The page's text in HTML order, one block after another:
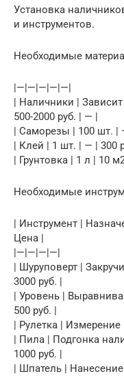
Установка
и инструментов.
Необходимые
|—|—|—|—|—|
| Наличники |
500-2000 руб. | — |
| Саморезы | 100 шт. |
| Клей | 1 шт. | — | 300
| Грунтовка | 1 л | 10
Необходимые
| Инструмент |
Цена |
|—|—|—|—|
| Шуруповерт |
3000 руб. |
| Уровень |
500 руб. |
| Рулетка |
| Пила | Подгонка
1000 руб. |
| Шпатель |